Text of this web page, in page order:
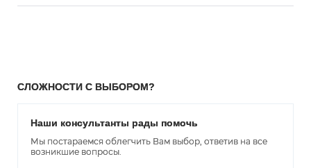
СЛОЖНОСТИ С ВЫБОРОМ?
Наши консультанты рады помочь
Мы постараемся облегчить Вам выбор, ответив на все
возникшие вопросы.